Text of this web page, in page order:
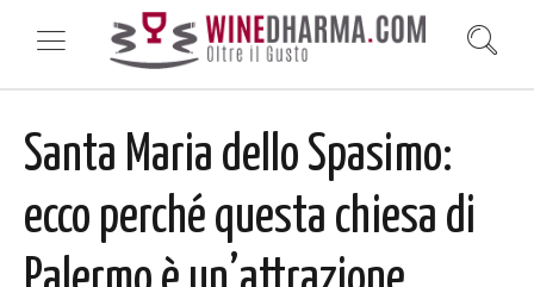
Santa Maria dello Spasimo:
ecco perché questa chiesa di